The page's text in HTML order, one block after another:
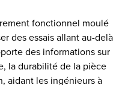
fonctionnel moulé
des essais allant au-delà
des informations sur
la durabilité de la pièce
aidant les ingénieurs à